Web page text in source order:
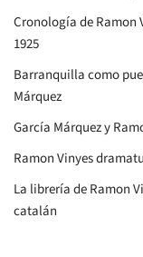
Cronología de Ramon
1925
Barranquilla como
Márquez
García Márquez y
Ramon Vinyes
La librería de Ramon
catalán